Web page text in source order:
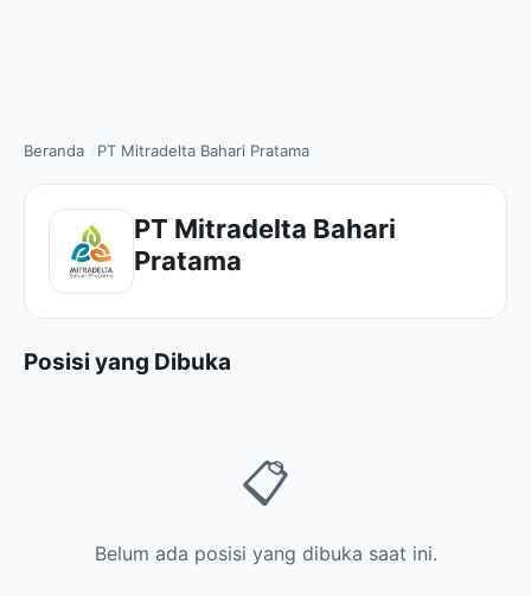
Beranda PT Mitradelta Bahari Pratama
PT Mitradelta Bahari
Pratama
Posisi yang Dibuka
📋
Belum ada posisi yang dibuka saat ini.